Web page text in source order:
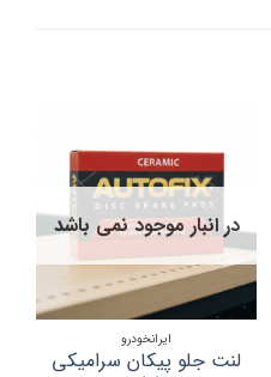
در انبار موجود نمی باشد
ایرانخودرو
لنت جلو پیکان سرامیکی